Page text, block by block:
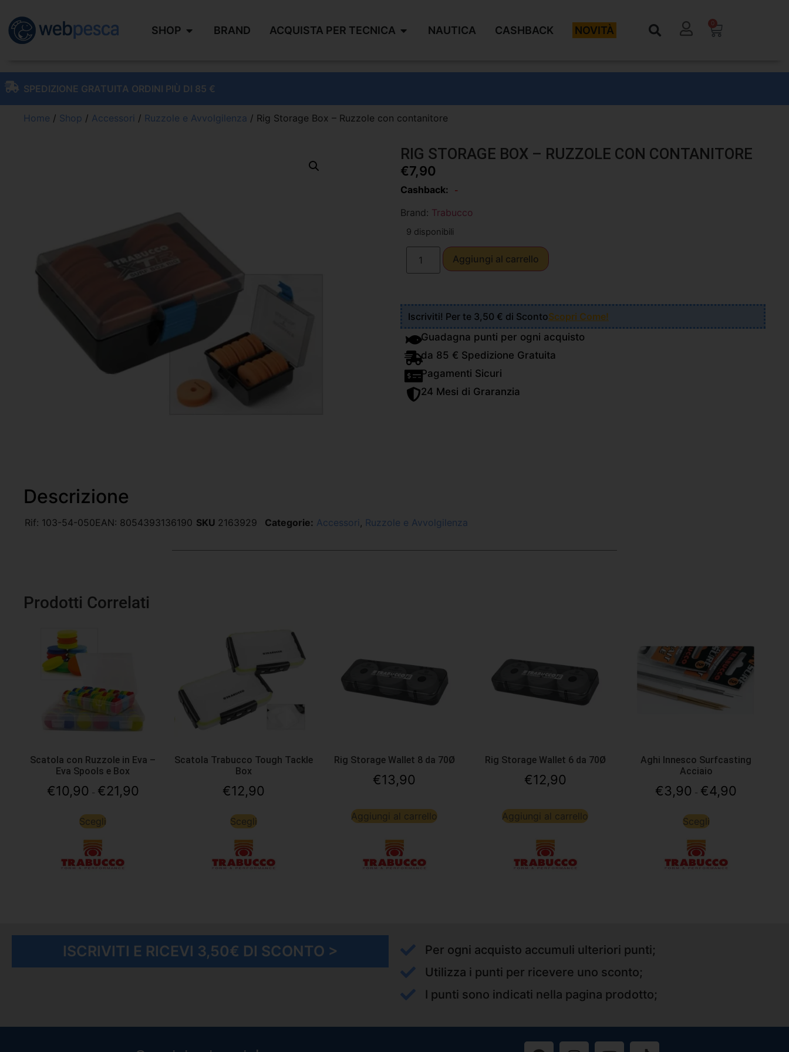
SHOP BRAND ACQUISTA PER TECNICA NAUTICA CASHBACK NOVITÀ
0
SPEDIZIONE GRATUITA ORDINI PIÙ DI 85 €
Home / Shop / Accessori / Ruzzole e Avvolgilenza / Rig Storage Box – Ruzzole con contanitore
RIG STORAGE BOX – RUZZOLE CON CONTANITORE
€7,90
Cashback: -
Brand: Trabucco
9 disponibili
Aggiungi al carrello
Iscriviti! Per te 3,50 € di ScontoScopri Come!
Guadagna punti per ogni acquisto
da 85 € Spedizione Gratuita
Pagamenti Sicuri
24 Mesi di Graranzia
Descrizione
Rif: 103-54-050EAN: 8054393136190 SKU 2163929 Categorie: Accessori , Ruzzole e Avvolgilenza
Prodotti Correlati
Scatola con Ruzzole in Eva –
Eva Spools e Box
€10,90 - €21,90
Scegli
Scatola Trabucco Tough Tackle
Box
€12,90
Scegli
Rig Storage Wallet 8 da 70Ø
€13,90
Aggiungi al carrello
Rig Storage Wallet 6 da 70Ø
€12,90
Aggiungi al carrello
Aghi Innesco Surfcasting
Acciaio
€3,90 - €4,90
Scegli
ISCRIVITI E RICEVI 3,50€ DI SCONTO >
Per ogni acquisto accumuli ulteriori punti;
Utilizza i punti per ricevere uno sconto;
I punti sono indicati nella pagina prodotto;